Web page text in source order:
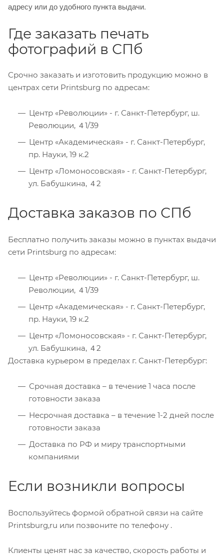
адресу или до удобного пункта выдачи.
Где заказать печать
фотографий в СПб
Срочно заказать и изготовить продукцию можно в
центрах сети Printsburg по адресам:
Центр «Революции» - г. Санкт-Петербург, ш.
Революции, ４1/39
Центр «Академическая» - г. Санкт-Петербург,
пр. Науки, 19 к.2
Центр «Ломоносовская» - г. Санкт-Петербург,
ул. Бабушкина, ４2
Доставка заказов по СПб
Бесплатно получить заказы можно в пунктах выдачи
сети Printsburg по адресам:
Центр «Революции» - г. Санкт-Петербург, ш.
Революции, ４1/39
Центр «Академическая» - г. Санкт-Петербург,
пр. Науки, 19 к.2
Центр «Ломоносовская» - г. Санкт-Петербург,
ул. Бабушкина, ４2
Доставка курьером в пределах г. Санкт-Петербург:
Срочная доставка – в течение 1 часа после
готовности заказа
Несрочная доставка – в течение 1-2 дней после
готовности заказа
Доставка по РФ и миру транспортными
компаниями
Если возникли вопросы
Воспользуйтесь формой обратной связи на сайте
Printsburg,ru или позвоните по телефону .
Клиенты ценят нас за качество, скорость работы и